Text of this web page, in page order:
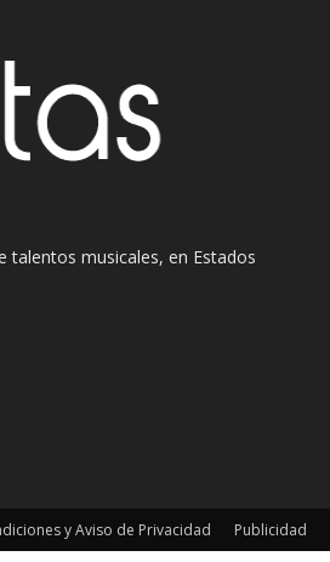
talentos musicales, en Estados
y Aviso de Privacidad Publicidad